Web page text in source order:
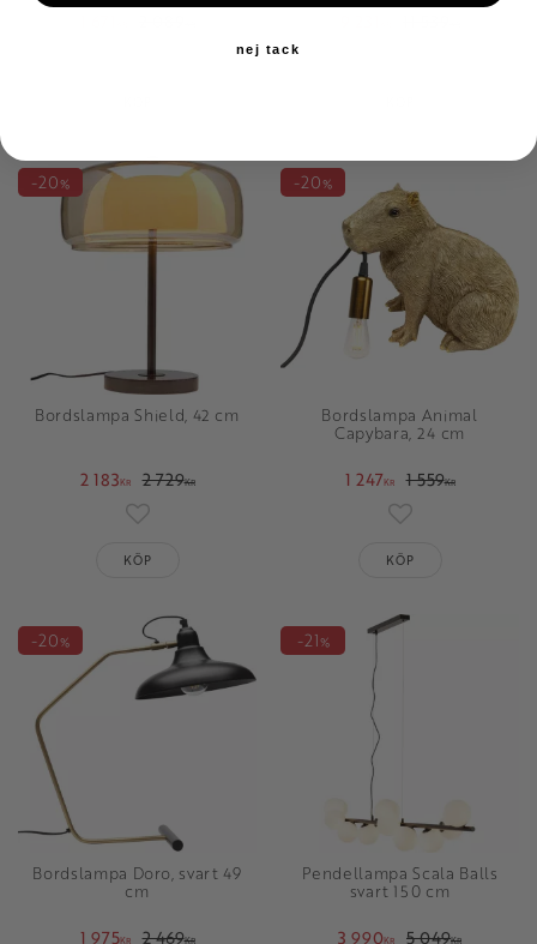
Bordslampa Shield, 42 cm
2 183KR 2 729KR
20%
Lägg till i favoriter
KÖP
Bordslampa Animal
Capybara, 24 cm
1 247KR 1 559KR
20%
Lägg till i
KÖP
Bordslampa Doro, svart 49
cm
1 975KR 2 469KR
20%
Pendellampa Scala Balls
svart 150 cm
3 990KR 5 049KR
21%
nej tack